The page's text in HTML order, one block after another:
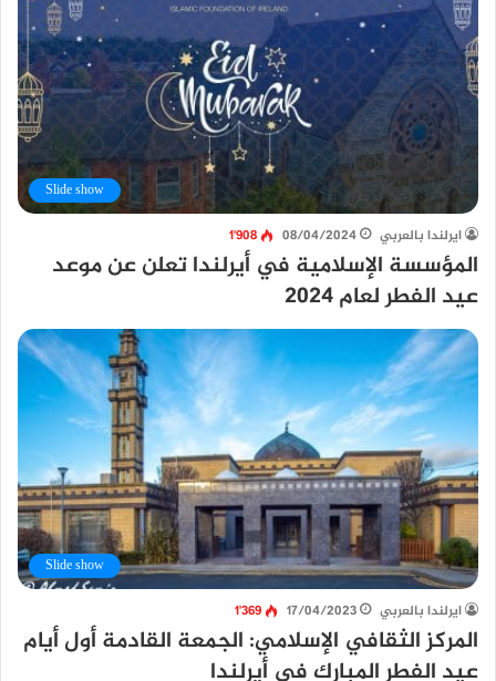
Slide show
ايرلندا بالعربي 08/04/2024 1٬908
المؤسسة الإسلامية في أيرلندا تعلن عن موعد
عيد الفطر لعام 2024
Slide show
ايرلندا بالعربي 17/04/2023 1٬369
المركز الثقافي الإسلامي: الجمعة القادمة أول أيام
عيد الفطر المبارك في أيرلندا